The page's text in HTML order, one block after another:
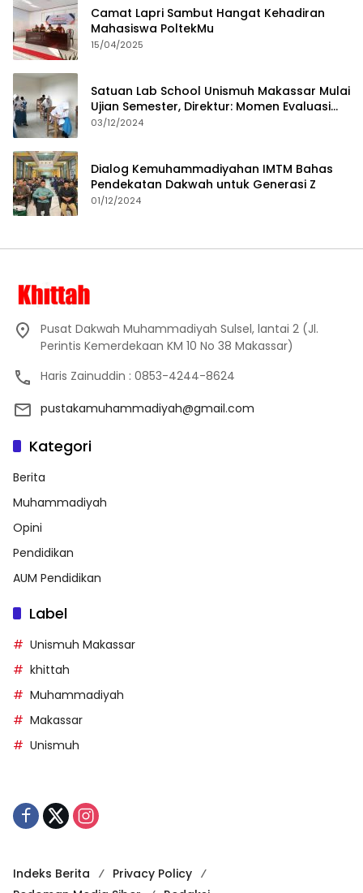
Camat Lapri Sambut Hangat Kehadiran
Mahasiswa PoltekMu
15/04/2025
Satuan Lab School Unismuh Makassar Mulai
Ujian Semester, Direktur: Momen Evaluasi
Proses Pembelajaran
03/12/2024
Dialog Kemuhammadiyahan IMTM Bahas
Pendekatan Dakwah untuk Generasi Z
01/12/2024
Pusat Dakwah Muhammadiyah Sulsel, lantai 2 (Jl.
Perintis Kemerdekaan KM 10 No 38 Makassar)
Haris Zainuddin : 0853-4244-8624
pustakamuhammadiyah@gmail.com
Kategori
Berita
Muhammadiyah
Opini
Pendidikan
AUM Pendidikan
Label
Unismuh Makassar
khittah
Muhammadiyah
Makassar
Unismuh
Indeks Berita
Privacy Policy